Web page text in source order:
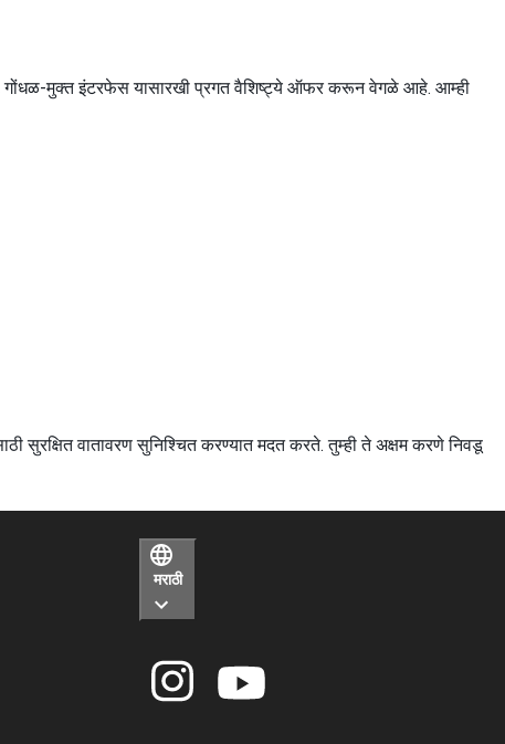
गोंधळ-मुक्त इंटरफेस यासारखी प्रगत वैशिष्ट्ये ऑफर करून वेगळे आहे. आम्ही
सुरक्षित वातावरण सुनिश्चित करण्यात मदत करते. तुम्ही ते अक्षम करणे निवडू
मराठी